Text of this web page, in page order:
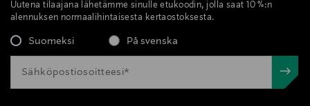
Uutena tilaajana lähetämme sinulle etukoodin, jolla saat 10 %:n
alennuksen normaalihintaisesta kertaostoksesta.
Suomeksi På svenska